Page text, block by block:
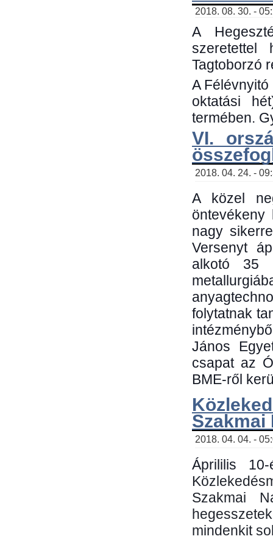
2018. 08. 30. -
A
szeretettel
Tagtoborzó
A
oktatási
termében.
VI.
2018. 04. 24. -
A közel
nagy
Versenyt
alkotó 35
folytatnak
János
csapat az
BME-ről
Szakmai
2018. 04. 04. -
Áprililis
Szakmai
mindenkit